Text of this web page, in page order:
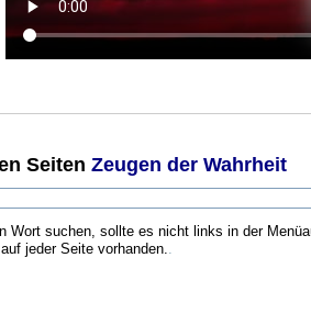
Seiten Zeugen der Wahrheit
Wort suchen, sollte es nicht links in der
jeder Seite vorhanden.